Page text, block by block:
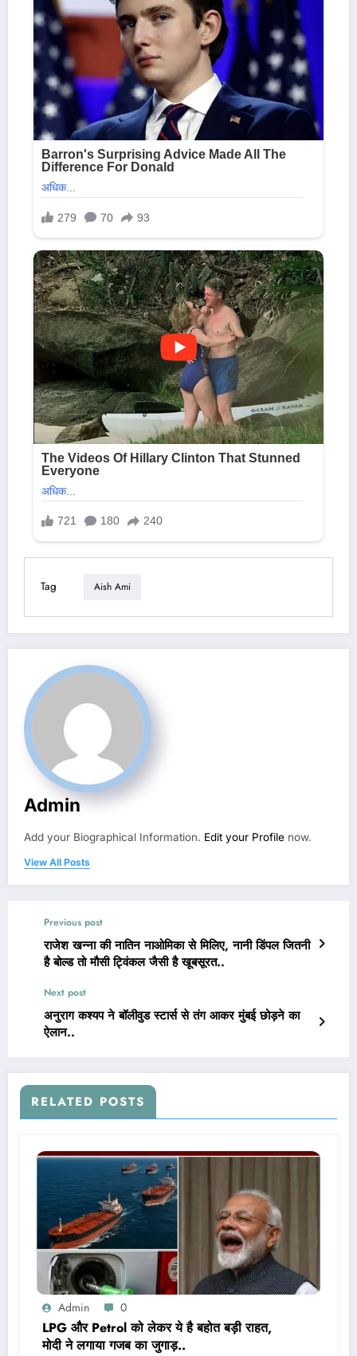
Tag Aish Ami
Admin
Add your Biographical Information. Edit your Profile now.
View All Posts
Previous post
राजेश खन्ना की नातिन नाओमिका से मिलिए, नानी डिंपल जितनी
है बोल्ड तो मौसी ट्विंकल जैसी है खूबसूरत..
Next post
अनुराग कश्यप ने बॉलीवुड स्टार्स से तंग आकर मुंबई छोड़ने का
ऐलान..
RELATED POSTS
Admin 0
LPG और Petrol को लेकर ये है बहोत बड़ी राहत,
मोदी ने लगाया गजब का जुगाड़..